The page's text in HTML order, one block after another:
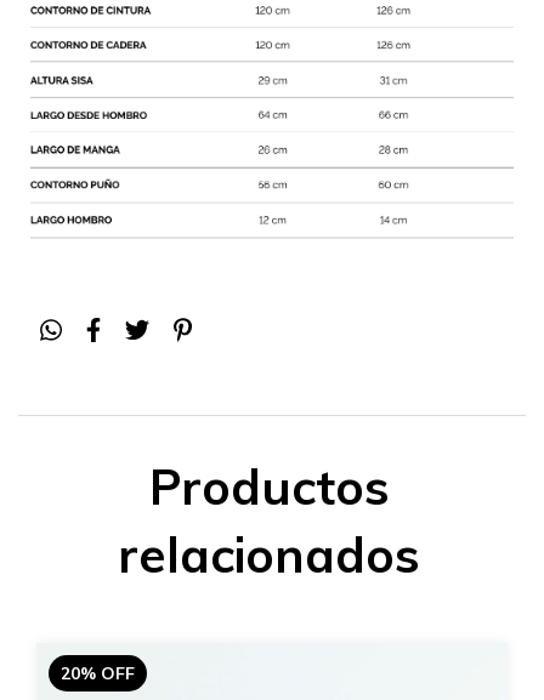
Productos
relacionados
20% OFF